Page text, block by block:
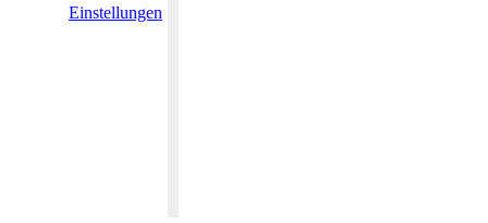
Einstellungen